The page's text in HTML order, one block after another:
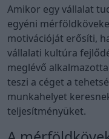
Amikor egy vállalat
egyéni
motivációját erősíti,
vállalati kultúra
meglévő
teszi a céget a
munkahelyet
teljesítményüket.